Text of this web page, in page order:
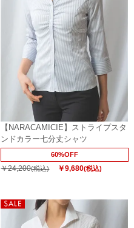
【NARACAMICIE】ストライプスタ
ンドカラー七分丈シャツ
60%OFF
￥24,200(税込) ￥9,680(税込)